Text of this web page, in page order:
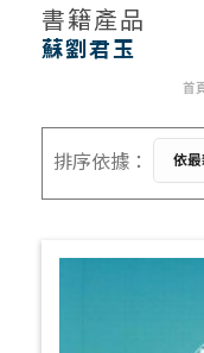
書籍產品
首
蘇劉君玉